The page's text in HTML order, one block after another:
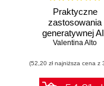
Praktyczne
zastosowania
generatywnej
ChatGPT.
potencjał
promptów z
Valentina Alto
(52,20 zł najniższa cena z